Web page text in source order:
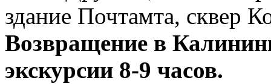
здание Почтамта, сквер
Возвращение в
экскурсии 8-9 часов.